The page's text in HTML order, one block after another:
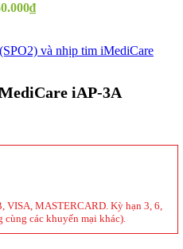
₫
và nhịp tim iMediCare
iAP-3A
VISA, MASTERCARD. Kỳ hạn 3, 6,
cùng các khuyến mại khác).